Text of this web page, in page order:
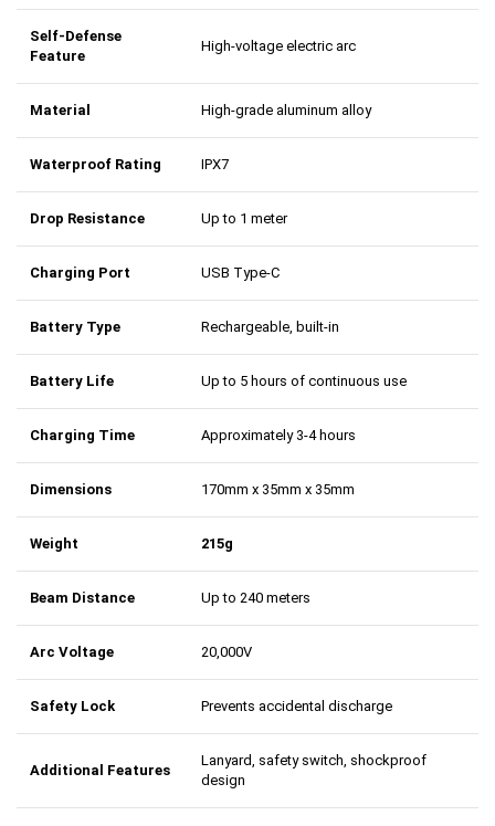
Self-Defense
Feature
High-voltage electric arc
Material High-grade aluminum alloy
Waterproof Rating IPX7
Drop Resistance Up to 1 meter
Charging Port USB Type-C
Battery Type Rechargeable, built-in
Battery Life Up to 5 hours of continuous use
Charging Time Approximately 3-4 hours
Dimensions 170mm x 35mm x 35mm
Weight 215g
Beam Distance Up to 240 meters
Arc Voltage 20,000V
Safety Lock Prevents accidental discharge
Additional Features
Lanyard, safety switch, shockproof
design